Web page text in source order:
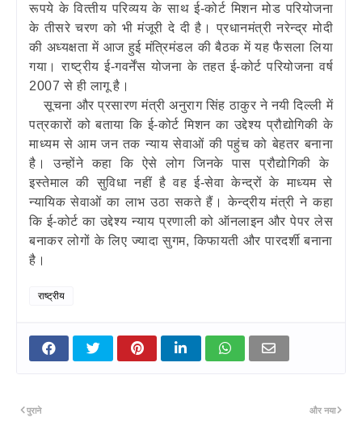
रूपये के वित्‍तीय परिव्‍यय के साथ ई-कोर्ट मिशन मोड परियोजना
के तीसरे चरण को भी मंजूरी दे दी है। प्रधानमंत्री नरेन्‍द्र मोदी
की अध्‍यक्षता में आज हुई मंत्रिमंडल की बैठक में यह फैसला लिया
गया। राष्‍ट्रीय ई-गवर्नेंस योजना के तहत ई-कोर्ट परियोजना वर्ष
2007 से ही लागू है।
सूचना और प्रसारण मंत्री अनुराग सिंह ठाकुर ने नयी दिल्‍ली में
पत्रकारों को बताया कि ई-कोर्ट मिशन का उद्देश्‍य प्रौद्योगिकी के
माध्‍यम से आम जन तक न्‍याय सेवाओं की पहुंच को बेहतर बनाना
है। उन्‍होंने कहा कि ऐसे लोग जिनके पास प्रौद्योगिकी के
इस्‍तेमाल की सुविधा नहीं है वह ई-सेवा केन्‍द्रों के माध्‍यम से
न्‍यायिक सेवाओं का लाभ उठा सकते हैं। केन्‍द्रीय मंत्री ने कहा
कि ई-कोर्ट का उद्देश्‍य न्‍याय प्रणाली को ऑनलाइन और पेपर लेस
बनाकर लोगों के लिए ज्‍यादा सुगम, किफायती और पारदर्शी बनाना
है।
राष्ट्रीय
और नया
पुराने